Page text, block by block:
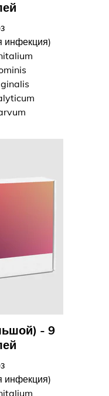
инфекция)
- 9
инфекция)